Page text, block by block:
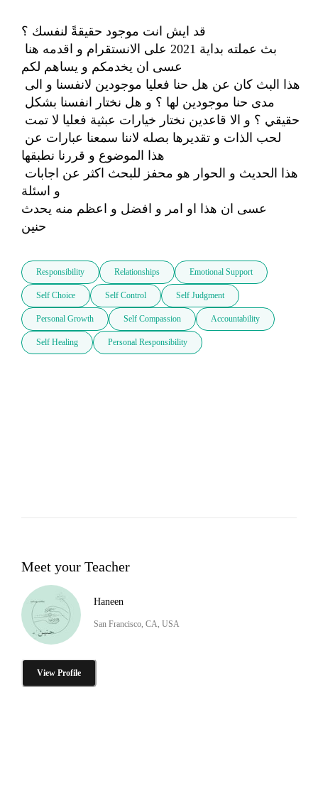
قد ايش انت موجود حقيقةً لنفسك ؟
عسى ان يخدمكم و يساهم لكم
هذا الموضوع و قررنا نطبقها
و اسئلة
عسى ان هذا او امر و افضل و اعظم منه يحدث
Responsibility Relationships Emotional Support
Self Choice Self Control Self Judgment
Personal Growth Self Compassion Accountability
Self Healing Personal Responsibility
Meet your Teacher
Haneen
San Francisco, CA, USA
View Profile